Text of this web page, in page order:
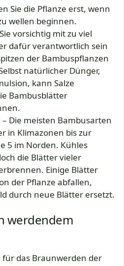
Sie die Pflanze erst, wenn
wellen beginnen.
vorsichtig mit zu viel
dafür verantwortlich sein
der Bambuspflanzen
natürlicher Dünger,
kann Salze
Bambusblätter
– Die meisten Bambusarten
in Klimazonen bis zur
5 im Norden. Kühles
die Blätter vieler
Einige Blätter
der Pflanze abfallen,
durch neue Blätter ersetzt.
werdendem
für das Braunwerden der